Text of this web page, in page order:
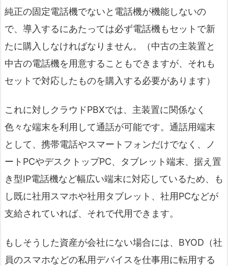
純正の固定電話機でないと電話機が機能しないの
で、導入するにあたっては必ず電話機もセットで新
たに購入しなければなりません。（中古の主装置と
中古の電話機を用意することもできますが、それも
セットで対応したものを購入する必要があります）
これに対しクラウドPBXでは、主装置に関係なく
色々な端末を利用して通話が可能です。通話用端末
として、携帯電話やスマートフォンだけでなく、ノ
ートPCやデスクトップPC、タブレット端末、据え置
き型IP電話機など幅広い端末に対応しているため、も
し既に社用スマホや社用タブレット、社用PCなどが
支給されていれば、それで代用できます。
もしそうした資産が会社にない場合には、BYOD（社
員のスマホなどの私用デバイスを仕事用に転用する